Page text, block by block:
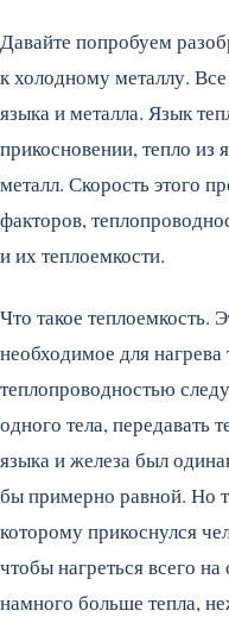
Давайте попробуем
к холодному металлу.
языка и металла. Язык
прикосновении, тепло из
металл. Скорость этого
факторов,
и их теплоемкости.
Что такое теплоемкость.
необходимое для
теплопроводностью
одного тела,
языка и железа был
бы примерно равной. Но
которому прикоснулся
чтобы нагреться всего
намного больше тепла,